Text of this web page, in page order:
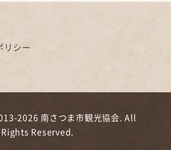
リシー
2026 南さつま市観光協会. All
Rights Reserved.